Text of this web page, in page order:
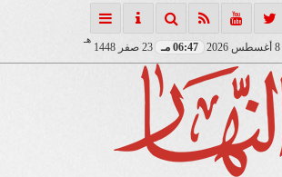
8 أغسطس 2026 06:47 مـ 23 صفر 1448
هـ